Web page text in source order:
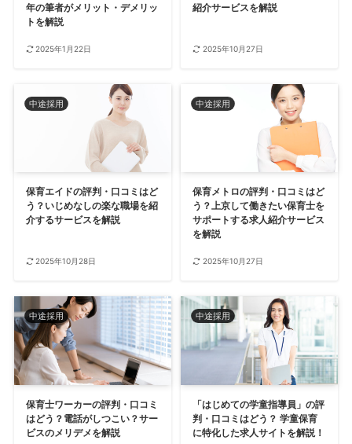
年の筆者がメリット・デメリッ
トを解説
2025年1月22日
紹介サービスを解説
2025年10月27日
中途採用
保育エイドの評判・口コミはど
う？いじめなしの楽な職場を紹
介するサービスを解説
2025年10月28日
中途採用
保育メトロの評判・口コミはど
う？上京して働きたい保育士を
サポートする求人紹介サービス
を解説
2025年10月27日
中途採用
保育士ワーカーの評判・口コミ
はどう？電話がしつこい？サー
ビスのメリデメを解説
中途採用
「はじめての学童指導員」の評
判・口コミはどう？ 学童保育
に特化した求人サイトを解説！